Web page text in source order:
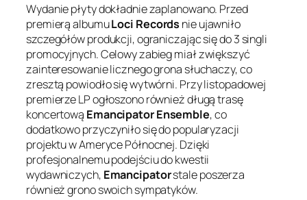
Wydanie płyty dokładnie zaplanowano. Przed
premierą albumuLoci Records nie ujawniło
szczegółów produkcji, ograniczając się do 3 singli
promocyjnych. Celowy zabieg miał zwiększyć
zainteresowanie licznego grona słuchaczy, co
zresztą powiodło się wytwórni. Przy listopadowej
premierze LP ogłoszono również długą trasę
koncertową Emancipator Ensemble, co
dodatkowo przyczyniło się do popularyzacji
projektu w Ameryce Północnej. Dzięki
profesjonalnemu podejściu do kwestii
wydawniczych, Emancipatorstale poszerza
również grono swoich sympatyków.